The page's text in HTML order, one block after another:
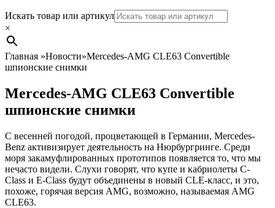
Search
Искать товар или артикул
×
Главная »Новости»Mercedes-AMG CLE63 Convertible
шпионские снимки
Mercedes-AMG CLE63 Convertible
шпионские снимки
С весенней погодой, процветающей в Германии, Mercedes-
Benz активизирует деятельность на Нюрбургринге. Среди
моря закамуфлированных прототипов появляется то, что мы
нечасто видели. Слухи говорят, что купе и кабриолеты C-
Class и E-Class будут объединены в новый CLE-класс, и это,
похоже, горячая версия AMG, возможно, называемая AMG
CLE63.